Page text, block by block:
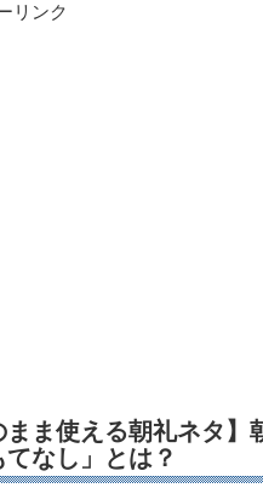
リンク
まま使える朝礼ネタ
てなし」とは？